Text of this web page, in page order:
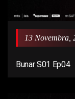
13 Novembra,
Bunar S01 Ep04